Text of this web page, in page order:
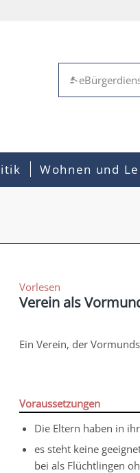
Wohnen und
Vorlesen
Verein als
Ein Verein, der
Voraussetzungen
Die Eltern haben in
es steht keine
bei als Flüchtlingen